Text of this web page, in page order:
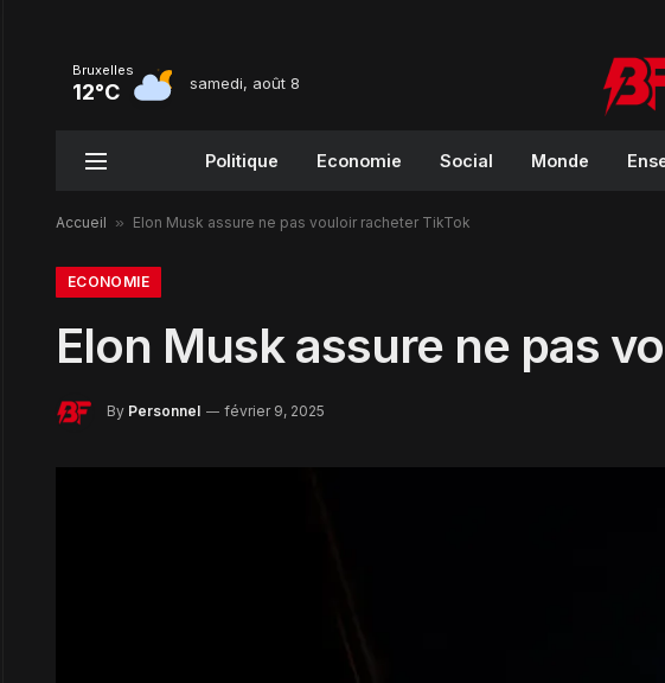
Bruxelles
12°C samedi, août 8
Politique Economie Social Monde
Accueil » Elon Musk assure ne pas vouloir racheter TikTok
ECONOMIE
Elon Musk assure ne pas
By Personnel février 9, 2025